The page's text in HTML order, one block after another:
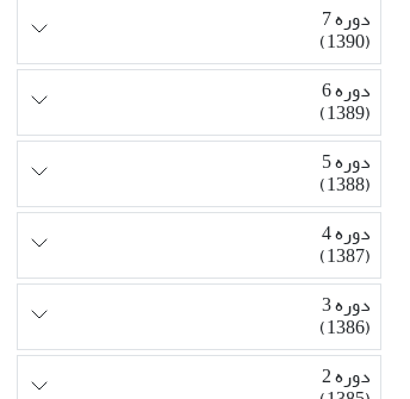
دوره 7
(1390)
دوره 6
(1389)
دوره 5
(1388)
دوره 4
(1387)
دوره 3
(1386)
دوره 2